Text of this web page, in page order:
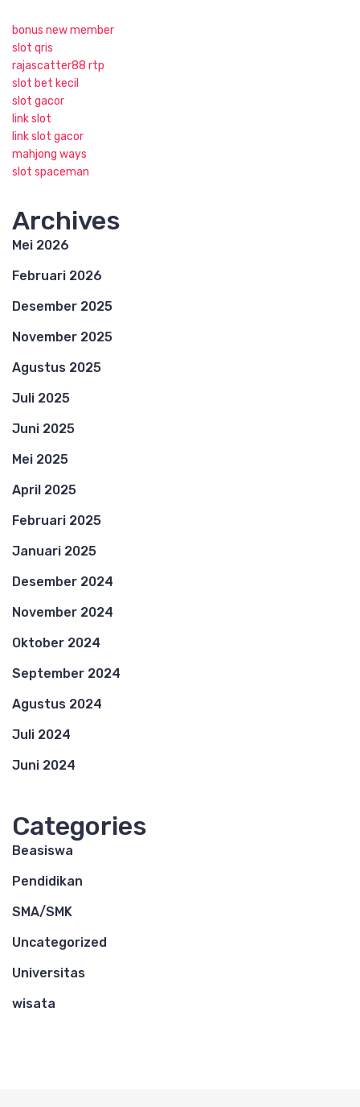
bonus new member
slot qris
rajascatter88 rtp
slot bet kecil
slot gacor
link slot
link slot gacor
mahjong ways
slot spaceman
Archives
Mei 2026
Februari 2026
Desember 2025
November 2025
Agustus 2025
Juli 2025
Juni 2025
Mei 2025
April 2025
Februari 2025
Januari 2025
Desember 2024
November 2024
Oktober 2024
September 2024
Agustus 2024
Juli 2024
Juni 2024
Categories
Beasiswa
Pendidikan
SMA/SMK
Uncategorized
Universitas
wisata